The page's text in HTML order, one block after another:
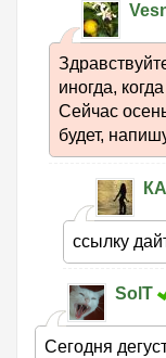
иногда,
Сейчас
будет,
ссылку
SolT
Сегодня